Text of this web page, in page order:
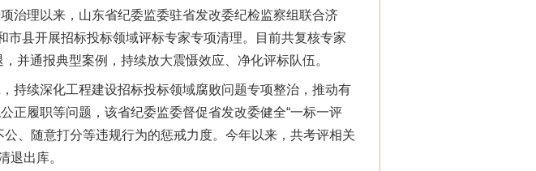
治理以来，山东省纪委监委驻省发改委纪检监察组联合济
市县开展招标投标领域评标专家专项清理。目前共复核专家
并通报典型案例，持续放大震慑效应、净化评标队伍。
续深化工程建设招标投标领域腐败问题专项整治，推动有
正履职等问题，该省纪委监委督促省发改委健全“一标一评
、随意打分等违规行为的惩戒力度。今年以来，共考评相关
退出库。